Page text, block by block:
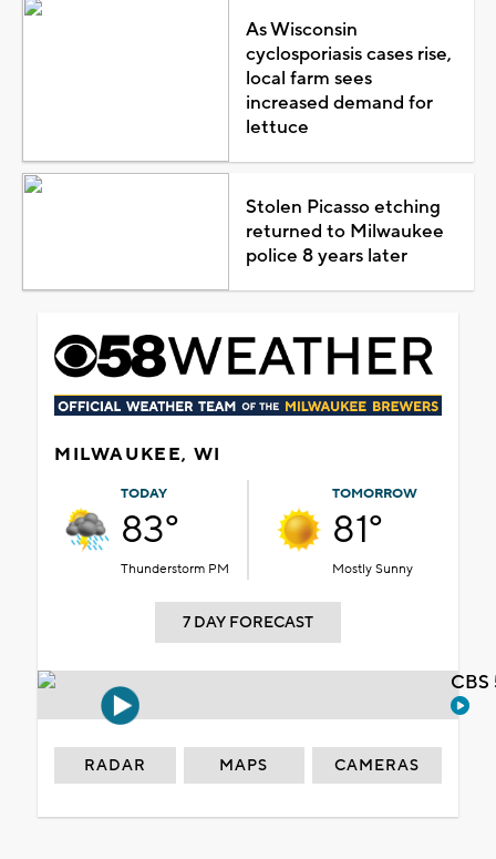
As Wisconsin
cyclosporiasis cases rise,
local farm sees
increased demand for
lettuce
Stolen Picasso etching
returned to Milwaukee
police 8 years later
MILWAUKEE, WI
TODAY
83°
Thunderstorm PM
TOMORROW
81°
Mostly Sunny
7 DAY FORECAST
RADAR MAPS CAMERAS